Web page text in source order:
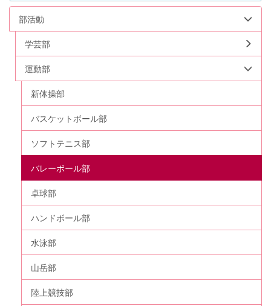
部活動
学芸部
運動部
新体操部
バスケットボール部
ソフトテニス部
バレーボール部
卓球部
ハンドボール部
水泳部
山岳部
陸上競技部